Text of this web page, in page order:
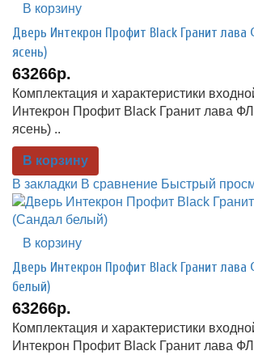
В корзину
Дверь Интекрон Профит Black Гранит лава
ясень)
63266р.
Комплектация и характеристики
Интекрон Профит Black Гранит лава
ясень) ..
В корзину
В закладки В сравнение Быстрый
В корзину
Дверь Интекрон Профит Black Гранит
белый)
63266р.
Комплектация и характеристики
Интекрон Профит Black Гранит лава